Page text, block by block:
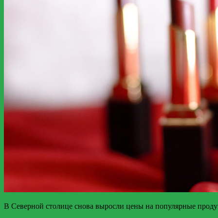
В Северной столице снова выросли цены на популярные